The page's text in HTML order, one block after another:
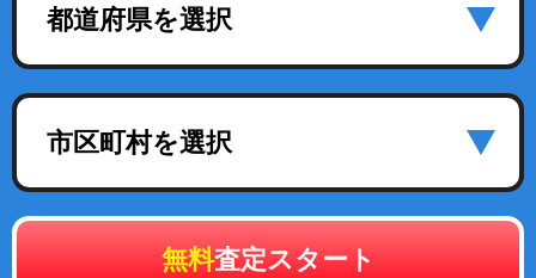
都道府県を選択
市区町村を選択
無料査定スタート